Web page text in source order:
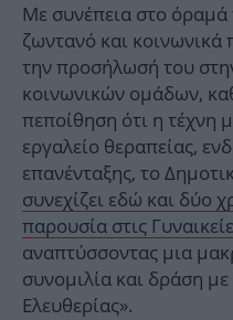
Με συνέπεια στο όραμά
ζωντανό και
την προσήλωσή του
κοινωνικών ομάδων,
πεποίθηση ότι η τέχνη
εργαλείο θεραπείας,
επανένταξης, το
συνεχίζει εδώ και δύο
παρουσία στις
αναπτύσσοντας μια
συνομιλία και δράση
Ελευθερίας».